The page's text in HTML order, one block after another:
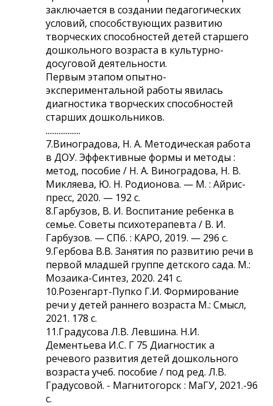
заключается в создании педагогических
условий, способствующих развитию
творческих способностей детей старшего
дошкольного возраста в культурно-
досуговой деятельности.
Первым этапом опытно-
экспериментальной работы явилась
диагностика творческих способностей
старших дошкольников.
...................
7.Виноградова, Н. А. Методическая работа
в ДОУ. Эффективные формы и методы :
метод, пособие / Н. А. Виноградова, Н. В.
Микляева, Ю. Н. Родионова. — М. : Айрис-
пресс, 2020. — 192 с.
8.Гарбузов, В. И. Воспитание ребенка в
семье. Советы психотерапевта / В. И.
Гарбузов. — СПб. : КАРО, 2019. — 296 с.
9.Гербова В.В. Занятия по развитию речи в
первой младшей группе детского сада. М.:
Мозаика-Синтез, 2020. 241 с.
10.Розенгарт-Пупко Г.И. Формирование
речи у детей раннего возраста М.: Смысл,
2021. 178 с.
11.Градусова Л.В. Левшина. Н.И.
Дементьева И.С. Г 75 Диагностик а
речевого развития детей дошкольного
возраста учеб. пособие / под ред. Л.В.
Градусовой. - Магнитогорск : МаГУ, 2021.-96
с.